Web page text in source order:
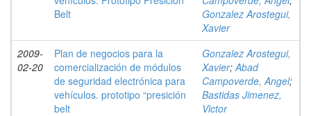
Belt
Gonzalez Arostegui,
Xavier
2009-
02-20
Plan de negocios para la
comercialización de módulos
de seguridad electrónica para
vehículos. prototipo “presición
belt
Gonzalez Arostegui,
Xavier;Abad
Campoverde, Angel;
Bastidas Jimenez,
Victor